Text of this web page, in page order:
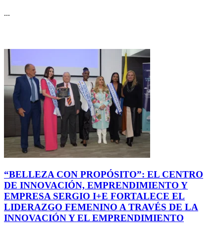
...
“BELLEZA CON PROPÓSITO”: EL CENTRO
DE INNOVACIÓN, EMPRENDIMIENTO Y
EMPRESA SERGIO I+E FORTALECE EL
LIDERAZGO FEMENINO A TRAVÉS DE LA
INNOVACIÓN Y EL EMPRENDIMIENTO